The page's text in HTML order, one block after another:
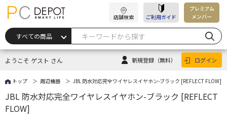
店舗検索 ご利用ガイド
プレミアム
メンバー
ようこそ ゲスト さん 新規登録 （無料） ログイン
トップ 周辺機器 JBL 防水対応完全ワイヤレスイヤホン-ブラック [REFLECT FLOW]
JBL 防水対応完全ワイヤレスイヤホン-ブラック [REFLECT
FLOW]